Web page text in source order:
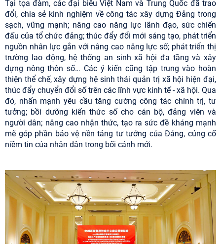
Tại tọa đàm, các đại biểu Việt Nam và Trung Quốc đã trao
đổi, chia sẻ kinh nghiệm về công tác xây dựng Đảng trong
sạch, vững mạnh; nâng cao năng lực lãnh đạo, sức chiến
đấu của tổ chức đảng; thúc đẩy đổi mới sáng tạo, phát triển
nguồn nhân lực gắn với nâng cao năng lực số; phát triển thị
trường lao động, hệ thống an sinh xã hội đa tầng và xây
dựng nông thôn số… Các ý kiến cũng tập trung vào hoàn
thiện thể chế, xây dựng hệ sinh thái quản trị xã hội hiện đại,
thúc đẩy chuyển đổi số trên các lĩnh vực kinh tế - xã hội. Qua
đó, nhấn mạnh yêu cầu tăng cường công tác chính trị, tư
tưởng; bồi dưỡng kiến thức số cho cán bộ, đảng viên và
người dân; nâng cao nhận thức, tạo ra sức đề kháng mạnh
mẽ góp phần bảo vệ nền tảng tư tưởng của Đảng, củng cố
niềm tin của nhân dân trong bối cảnh mới.